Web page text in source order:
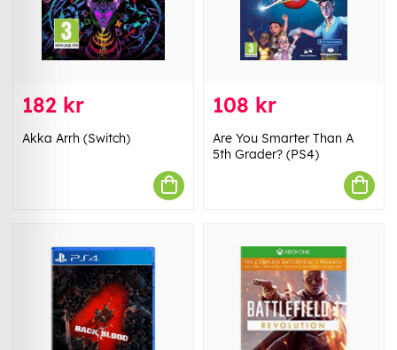
182 kr
Akka Arrh (Switch)
108 kr
Are You Smarter Than A
5th Grader? (PS4)